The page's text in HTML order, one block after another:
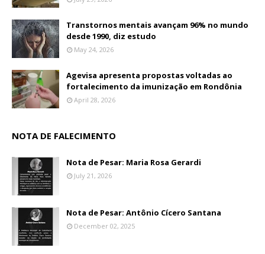
Transtornos mentais avançam 96% no mundo
desde 1990, diz estudo
May 24, 2026
Agevisa apresenta propostas voltadas ao
fortalecimento da imunização em Rondônia
April 28, 2026
NOTA DE FALECIMENTO
Nota de Pesar: Maria Rosa Gerardi
July 21, 2026
Nota de Pesar: Antônio Cícero Santana
December 02, 2025